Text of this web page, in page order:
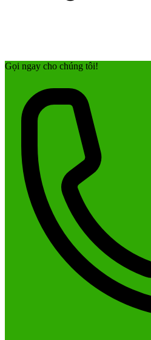
Gọi ngay cho chúng tôi!